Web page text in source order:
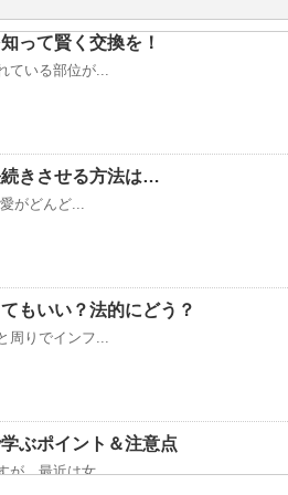
って賢く交換を！
ている部位が...
きさせる方法は…
がどんど...
もいい？法的にどう？
周りでインフ...
ぶポイント＆注意点
が、最近は女...